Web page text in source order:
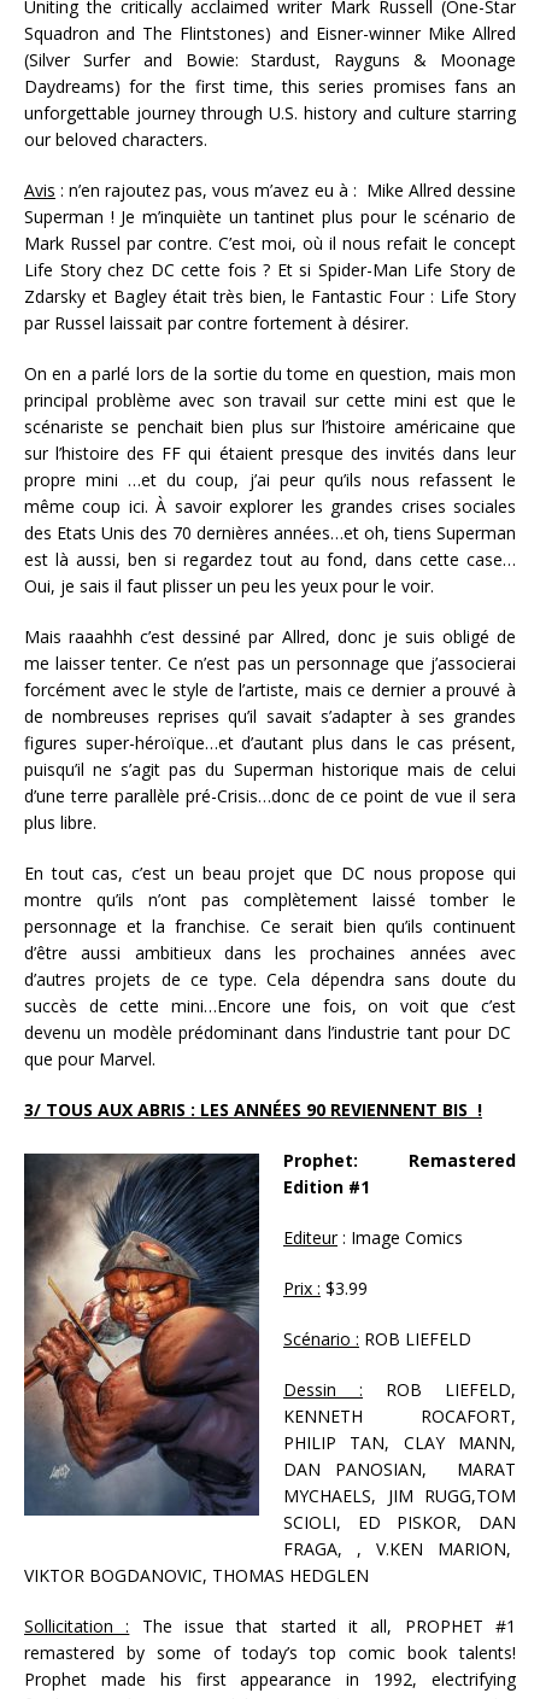
Uniting the critically acclaimed writer Mark Russell (One-Star
Squadron and The Flintstones) and Eisner-winner Mike Allred
(Silver Surfer and Bowie: Stardust, Rayguns & Moonage
Daydreams) for the first time, this series promises fans an
unforgettable journey through U.S. history and culture starring
our beloved characters.
Avis : n’en rajoutez pas, vous m’avez eu à : Mike Allred dessine
Superman ! Je m’inquiète un tantinet plus pour le scénario de
Mark Russel par contre. C’est moi, où il nous refait le concept
Life Story chez DC cette fois ? Et si Spider-Man Life Story de
Zdarsky et Bagley était très bien, le Fantastic Four : Life Story
par Russel laissait par contre fortement à désirer.
On en a parlé lors de la sortie du tome en question, mais mon
principal problème avec son travail sur cette mini est que le
scénariste se penchait bien plus sur l’histoire américaine que
sur l’histoire des FF qui étaient presque des invités dans leur
propre mini …et du coup, j’ai peur qu’ils nous refassent le
même coup ici. À savoir explorer les grandes crises sociales
des Etats Unis des 70 dernières années…et oh, tiens Superman
est là aussi, ben si regardez tout au fond, dans cette case…
Oui, je sais il faut plisser un peu les yeux pour le voir.
Mais raaahhh c’est dessiné par Allred, donc je suis obligé de
me laisser tenter. Ce n’est pas un personnage que j’associerai
forcément avec le style de l’artiste, mais ce dernier a prouvé à
de nombreuses reprises qu’il savait s’adapter à ses grandes
figures super-héroïque…et d’autant plus dans le cas présent,
puisqu’il ne s’agit pas du Superman historique mais de celui
d’une terre parallèle pré-Crisis…donc de ce point de vue il sera
plus libre.
En tout cas, c’est un beau projet que DC nous propose qui
montre qu’ils n’ont pas complètement laissé tomber le
personnage et la franchise. Ce serait bien qu’ils continuent
d’être aussi ambitieux dans les prochaines années avec
d’autres projets de ce type. Cela dépendra sans doute du
succès de cette mini…Encore une fois, on voit que c’est
devenu un modèle prédominant dans l’industrie tant pour DC
que pour Marvel.
3/ TOUS AUX ABRIS : LES ANNÉES 90 REVIENNENT BIS !
Prophet: Remastered
Edition #1
Editeur: Image Comics
Prix : $3.99
Scénario : ROB LIEFELD
Dessin : ROB LIEFELD,
KENNETH ROCAFORT,
PHILIP TAN, CLAY MANN,
DAN PANOSIAN, MARAT
MYCHAELS, JIM RUGG,TOM
SCIOLI, ED PISKOR, DAN
FRAGA, , V.KEN MARION,
VIKTOR BOGDANOVIC, THOMAS HEDGLEN
Sollicitation : The issue that started it all, PROPHET #1
remastered by some of today’s top comic book talents!
Prophet made his first appearance in 1992, electrifying